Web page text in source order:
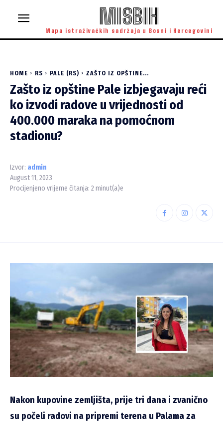
MISBIH
Mapa istraživačkih sadržaja u Bosni i Hercegovini
HOME RS PALE (RS) ZAŠTO IZ OPŠTINE...
Zašto iz opštine Pale izbjegavaju reći
ko izvodi radove u vrijednosti od
400.000 maraka na pomoćnom
stadionu?
Izvor: admin
August 11, 2023
Procijenjeno vrijeme čitanja: 2 minut(a)e
Nakon kupovine zemljišta, prije tri dana i zvanično
su počeli radovi na pripremi terena u Palama za